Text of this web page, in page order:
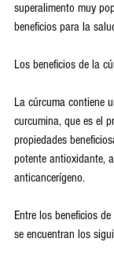
superalimento muy
beneficios para la
Los beneficios de la
La cúrcuma contiene
curcumina, que es el
propiedades
potente antioxidante,
anticancerígeno.
Entre los beneficios
se encuentran los